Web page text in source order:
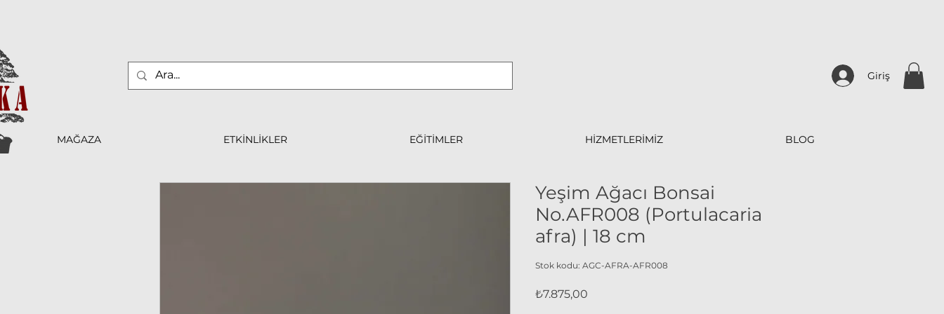
Giriş
MAĞAZA ETKİNLİKLER EĞİTİMLER HİZMETLERİMİZ BLOG
Yeşim Ağacı Bonsai
No.AFR008 (Portulacaria
afra) | 18 cm
Stok kodu: AGC-AFRA-AFR008
₺7.875,00